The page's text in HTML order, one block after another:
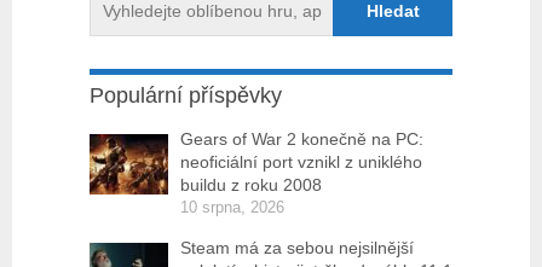
Populární příspěvky
Gears of War 2 konečně na PC:
neoficiální port vznikl z uniklého
buildu z roku 2008
10 srpna, 2026
Steam má za sebou nejsilnější